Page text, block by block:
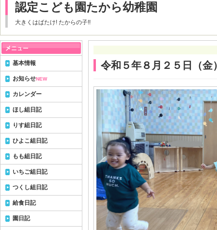
認定こども園たから幼稚園
大きくはばたけ! たからの子!!
令和５年８月２５日（金
基本情報
お知らせNEW
カレンダー
ほし組日記
りす組日記
ひよこ組日記
もも組日記
いちご組日記
つくし組日記
給食日記
園日記